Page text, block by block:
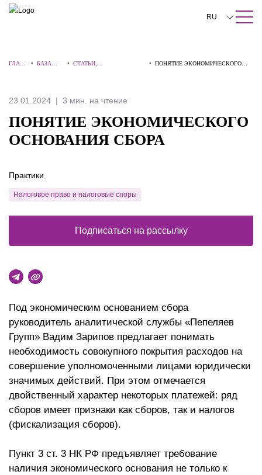
ПОИСК ПО САЙТУ Закрыть
RU
中文
Türkçe
ГЛАВ
• БАЗА
• СТАТЬИ,
• ПОНЯТИЕ ЭКОНОМИЧЕСКОГО
23.01.2024 3 мин. на чтение
ПОНЯТИЕ ЭКОНОМИЧЕСКОГО
ОСНОВАНИЯ СБОРА
Под экономическим основанием сбора
руководитель аналитической службы «Пепеляев
Групп» Вадим Зарипов предлагает понимать
необходимость совокупного покрытия расходов на
совершение уполномоченными лицами юридически
значимых действий. При этом отмечается
двойственный характер некоторых платежей: ряд
сборов имеет признаки как сборов, так и налогов
(фискализация сборов).
Пункт 3 ст. 3 НК РФ предъявляет требование
наличия экономического основания не только к
Практики
Налоговое право и налоговые споры
Подписаться на рассылку